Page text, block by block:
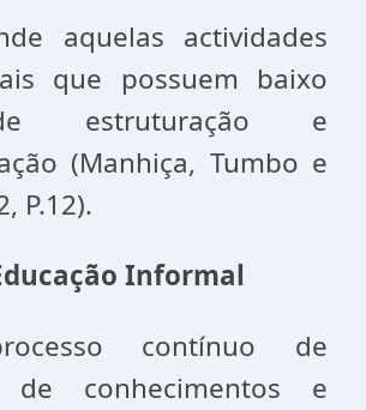
aquelas actividades
que possuem baixo
estruturação e
(Manhiça, Tumbo e
P.12).
Informal
contínuo de
de conhecimentos e